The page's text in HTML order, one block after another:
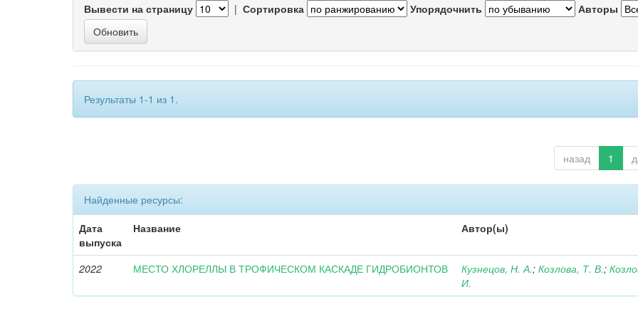
Вывести на страницу | Сортировка Упорядочнить Авторы
Результаты 1-1 из 1.
назад 1
Найденные ресурсы:
Дата
выпуска
Название Автор(ы)
2022 МЕСТО ХЛОРЕЛЛЫ В ТРОФИЧЕСКОМ КАСКАДЕ ГИДРОБИОНТОВ Кузнецов, Н. А.;Козлова, Т. В.;
И.